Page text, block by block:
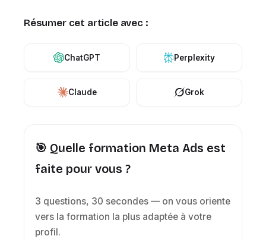
Résumer cet article avec :
ChatGPT Perplexity
Claude Grok
🎯 Quelle formation Meta Ads est
faite pour vous ?
3 questions, 30 secondes — on vous oriente
vers la formation la plus adaptée à votre
profil.